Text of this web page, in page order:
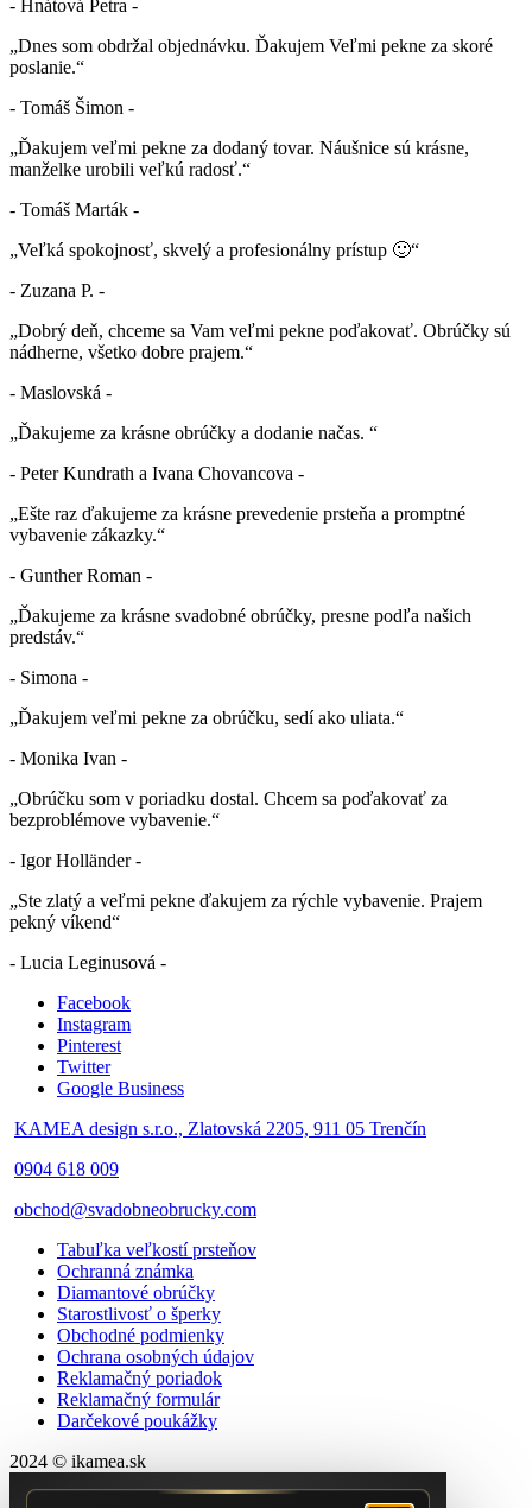
- Hnátová Petra -
„Dnes som obdržal objednávku. Ďakujem Veľmi pekne za skoré
poslanie.“
- Tomáš Šimon -
„Ďakujem veľmi pekne za dodaný tovar. Náušnice sú krásne,
manželke urobili veľkú radosť.“
- Tomáš Marták -
„Veľká spokojnosť, skvelý a profesionálny prístup 🙂“
- Zuzana P. -
„Dobrý deň, chceme sa Vam veľmi pekne poďakovať. Obrúčky sú
nádherne, všetko dobre prajem.“
- Maslovská -
„Ďakujeme za krásne obrúčky a dodanie načas. “
- Peter Kundrath a Ivana Chovancova -
„Ešte raz ďakujeme za krásne prevedenie prsteňa a promptné
vybavenie zákazky.“
- Gunther Roman -
„Ďakujeme za krásne svadobné obrúčky, presne podľa našich
predstáv.“
- Simona -
„Ďakujem veľmi pekne za obrúčku, sedí ako uliata.“
- Monika Ivan -
„Obrúčku som v poriadku dostal. Chcem sa poďakovať za
bezproblémove vybavenie.“
- Igor Holländer -
„Ste zlatý a veľmi pekne ďakujem za rýchle vybavenie. Prajem
pekný víkend“
- Lucia Leginusová -
Facebook
Instagram
Pinterest
Twitter
Google Business
KAMEA design s.r.o., Zlatovská 2205, 911 05 Trenčín
0904 618 009
obchod@svadobneobrucky.com
Tabuľka veľkostí prsteňov
Ochranná známka
Diamantové obrúčky
Starostlivosť o šperky
Obchodné podmienky
Ochrana osobných údajov
Reklamačný poriadok
Reklamačný formulár
Darčekové poukážky
2024 © ikamea.sk